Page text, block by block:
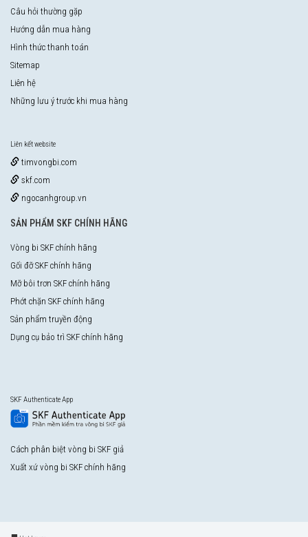
Câu hỏi thường gặp
Hướng dẫn mua hàng
Hình thức thanh toán
Sitemap
Liên hệ
Những lưu ý trước khi mua hàng
Liên kết website
timvongbi.com
skf.com
ngocanhgroup.vn
SẢN PHẨM SKF CHÍNH HÃNG
Vòng bi SKF chính hãng
Gối đỡ SKF chính hãng
Mỡ bôi trơn SKF chính hãng
Phớt chặn SKF chính hãng
Sản phẩm truyền động
Dụng cụ bảo trì SKF chính hãng
SKF Authenticate App
Cách phân biệt vòng bi SKF giả
Xuất xứ vòng bi SKF chính hãng